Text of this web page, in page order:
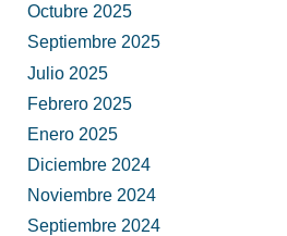
Octubre 2025
Septiembre 2025
Julio 2025
Febrero 2025
Enero 2025
Diciembre 2024
Noviembre 2024
Septiembre 2024